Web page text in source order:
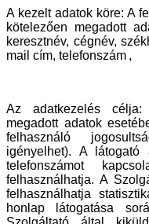
A kezelt adatok köre: A
kötelezően megadott
keresztnév, cégnév,
mail cím, telefonszám ,
Az adatkezelés
megadott adatok
felhasználó
igényelhet). A
telefonszámot
felhasználhatja. A
felhasználhatja
honlap látogatása